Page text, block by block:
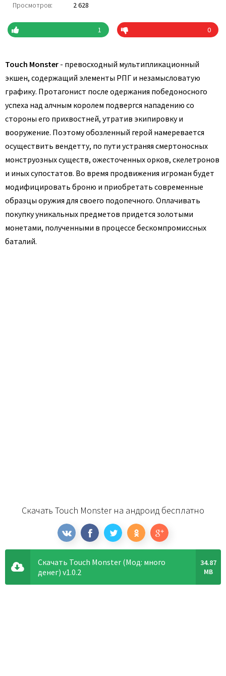
Просмотров: 2 628
1 0
Touch Monster - превосходный мультипликационный
экшен, содержащий элементы РПГ и незамысловатую
графику. Протагонист после одержания победоносного
успеха над алчным королем подвергся нападению со
стороны его прихвостней, утратив экипировку и
вооружение. Поэтому обозленный герой намеревается
осуществить вендетту, по пути устраняя смертоносных
монструозных существ, ожесточенных орков, скелетронов
и иных супостатов. Во время продвижения игроман будет
модифицировать броню и приобретать современные
образцы оружия для своего подопечного. Оплачивать
покупку уникальных предметов придется золотыми
монетами, полученными в процессе бескомпромиссных
баталий.
Скачать Touch Monster на андроид бесплатно
Скачать Touch Monster (Мод: много
денег) v1.0.2
34.87
MB